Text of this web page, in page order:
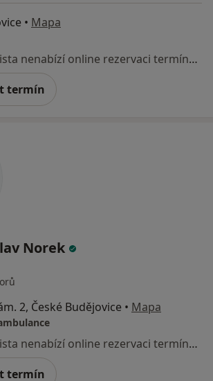
• Mapa
Tento specialista nenabízí online rezervaci termínu na této adrese.
termín
Norek
2, České Budějovice • Mapa
Tento specialista nenabízí online rezervaci termínu na této adrese.
termín